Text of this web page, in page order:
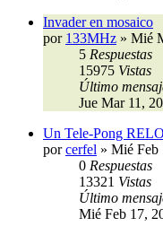
Invader en mosaico
por 133MHz » Mié
5 Respuestas
15975 Vistas
Último
Jue Mar 11,
Un Tele-Pong
porcerfel » Mié Feb
0 Respuestas
13321 Vistas
Último
Mié Feb 17,